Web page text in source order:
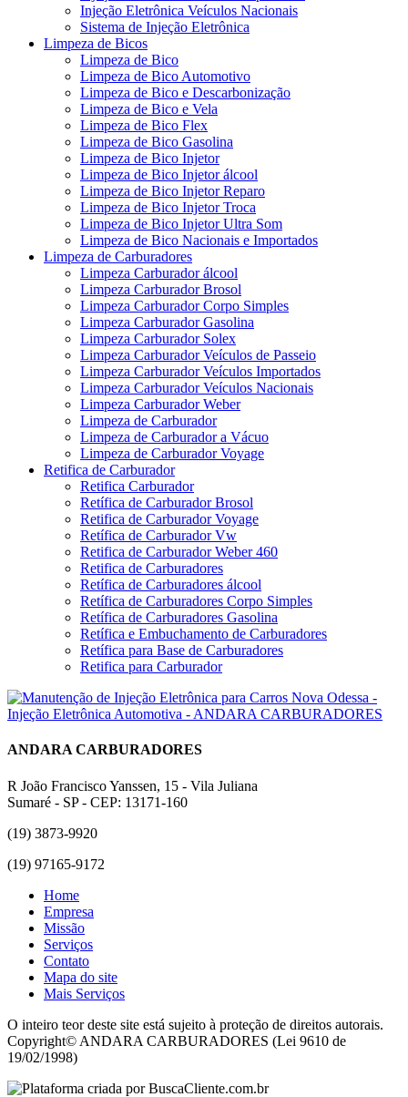
Injeção Eletrônica Veículos Nacionais
Sistema de Injeção Eletrônica
Limpeza de Bicos
Limpeza de Bico
Limpeza de Bico Automotivo
Limpeza de Bico e Descarbonização
Limpeza de Bico e Vela
Limpeza de Bico Flex
Limpeza de Bico Gasolina
Limpeza de Bico Injetor
Limpeza de Bico Injetor álcool
Limpeza de Bico Injetor Reparo
Limpeza de Bico Injetor Troca
Limpeza de Bico Injetor Ultra Som
Limpeza de Bico Nacionais e Importados
Limpeza de Carburadores
Limpeza Carburador álcool
Limpeza Carburador Brosol
Limpeza Carburador Corpo Simples
Limpeza Carburador Gasolina
Limpeza Carburador Solex
Limpeza Carburador Veículos de Passeio
Limpeza Carburador Veículos Importados
Limpeza Carburador Veículos Nacionais
Limpeza Carburador Weber
Limpeza de Carburador
Limpeza de Carburador a Vácuo
Limpeza de Carburador Voyage
Retifica de Carburador
Retifica Carburador
Retífica de Carburador Brosol
Retifica de Carburador Voyage
Retífica de Carburador Vw
Retifica de Carburador Weber 460
Retifica de Carburadores
Retífica de Carburadores álcool
Retífica de Carburadores Corpo Simples
Retífica de Carburadores Gasolina
Retífica e Embuchamento de Carburadores
Retífica para Base de Carburadores
Retifica para Carburador
ANDARA CARBURADORES
R João Francisco Yanssen, 15 - Vila Juliana
Sumaré - SP - CEP: 13171-160
(19) 3873-9920
(19) 97165-9172
Home
Empresa
Missão
Serviços
Contato
Mapa do site
Mais Serviços
O inteiro teor deste site está sujeito à proteção de direitos autorais.
Copyright© ANDARA CARBURADORES (Lei 9610 de
19/02/1998)